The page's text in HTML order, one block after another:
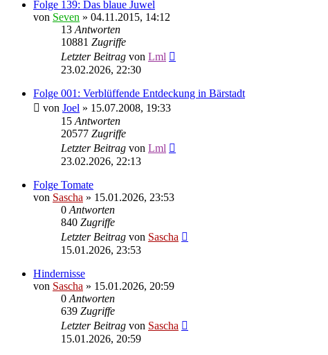
Folge 139: Das blaue Juwel
von Seven » 04.11.2015, 14:12
13 Antworten
10881 Zugriffe
Letzter Beitrag von Lml
23.02.2026, 22:30
Folge 001: Verblüffende Entdeckung in Bärstadt
von Joel » 15.07.2008, 19:33
15 Antworten
20577 Zugriffe
Letzter Beitrag von Lml
23.02.2026, 22:13
Folge Tomate
von Sascha » 15.01.2026, 23:53
0 Antworten
840 Zugriffe
Letzter Beitrag von Sascha
15.01.2026, 23:53
Hindernisse
von Sascha » 15.01.2026, 20:59
0 Antworten
639 Zugriffe
Letzter Beitrag von Sascha
15.01.2026, 20:59